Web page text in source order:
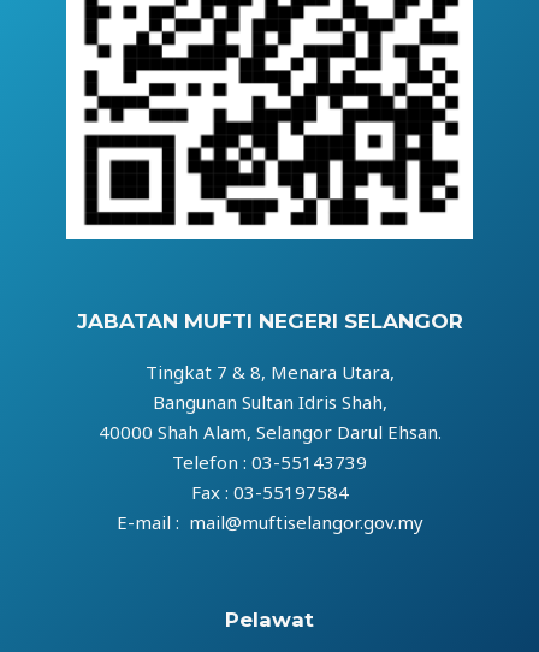
JABATAN MUFTI NEGERI SELANGOR
Tingkat 7 & 8, Menara Utara,
Bangunan Sultan Idris Shah,
40000 Shah Alam, Selangor Darul Ehsan.
Telefon : 03-55143739
Fax : 03-55197584
E-mail : mail@muftiselangor.gov.my
Pelawat